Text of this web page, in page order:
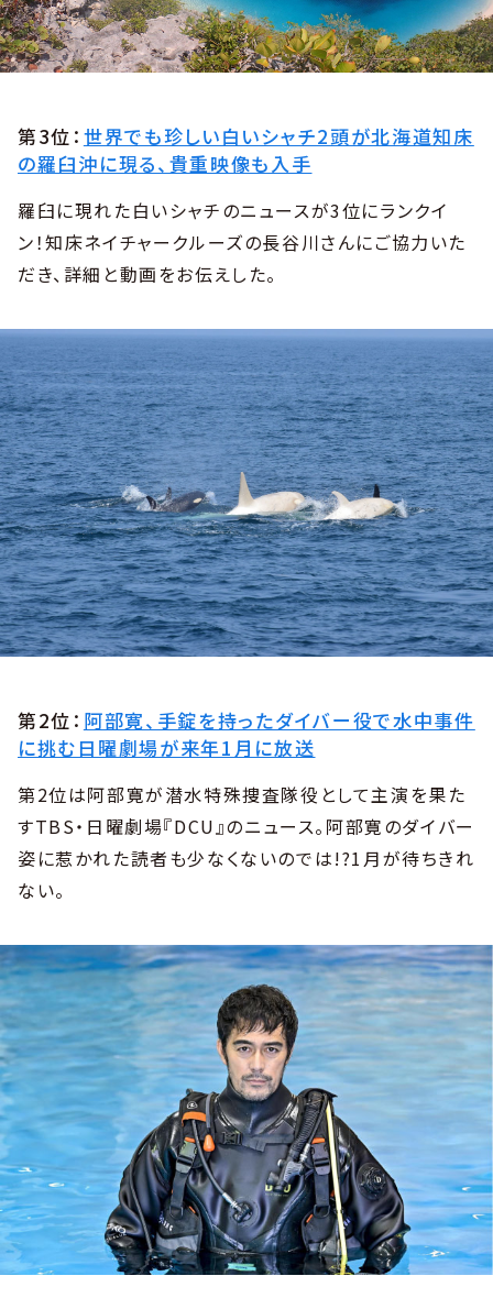
第3位： 世界でも珍しい白いシャチ2頭が北海道知床
の羅臼沖に現る、貴重映像も入手
羅臼に現れた白いシャチのニュースが3位にランクイ
ン！知床ネイチャークルーズの長谷川さんにご協力いた
だき、詳細と動画をお伝えした。
第2位： 阿部寛、手錠を持ったダイバー役で水中事件
に挑む日曜劇場が来年1月に放送
第2位は阿部寛が潜水特殊捜査隊役として主演を果た
すTBS・日曜劇場『DCU』のニュース。阿部寛のダイバー
姿に惹かれた読者も少なくないのでは!?1月が待ちきれ
ない。